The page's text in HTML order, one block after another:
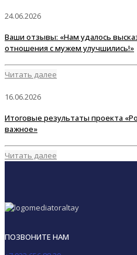
24.06.2026
Ваши отзывы: «Нам удалось
отношения с мужем улучшились!»
Читать далее
16.06.2026
Итоговые результаты проекта
важное»
Читать далее
ПОЗВОНИТЕ НАМ